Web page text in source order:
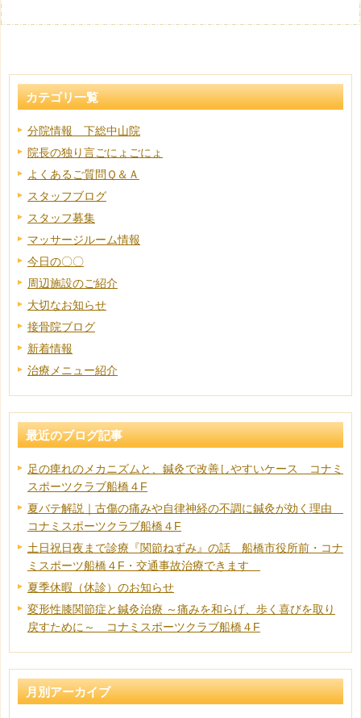
カテゴリ一覧
分院情報 下総中山院
院長の独り言ごにょごにょ
よくあるご質問Ｑ＆Ａ
スタッフブログ
スタッフ募集
マッサージルーム情報
今日の〇〇
周辺施設のご紹介
大切なお知らせ
接骨院ブログ
新着情報
治療メニュー紹介
最近のブログ記事
足の痺れのメカニズムと、鍼灸で改善しやすいケース コナミ
スポーツクラブ船橋４F
夏バテ解説｜古傷の痛みや自律神経の不調に鍼灸が効く理由
コナミスポーツクラブ船橋４F
土日祝日夜まで診療『関節ねずみ』の話 船橋市役所前・コナ
ミスポーツ船橋４F・交通事故治療できます
夏季休暇（休診）のお知らせ
変形性膝関節症と鍼灸治療 ～痛みを和らげ、歩く喜びを取り
戻すために～ コナミスポーツクラブ船橋４F
月別アーカイブ